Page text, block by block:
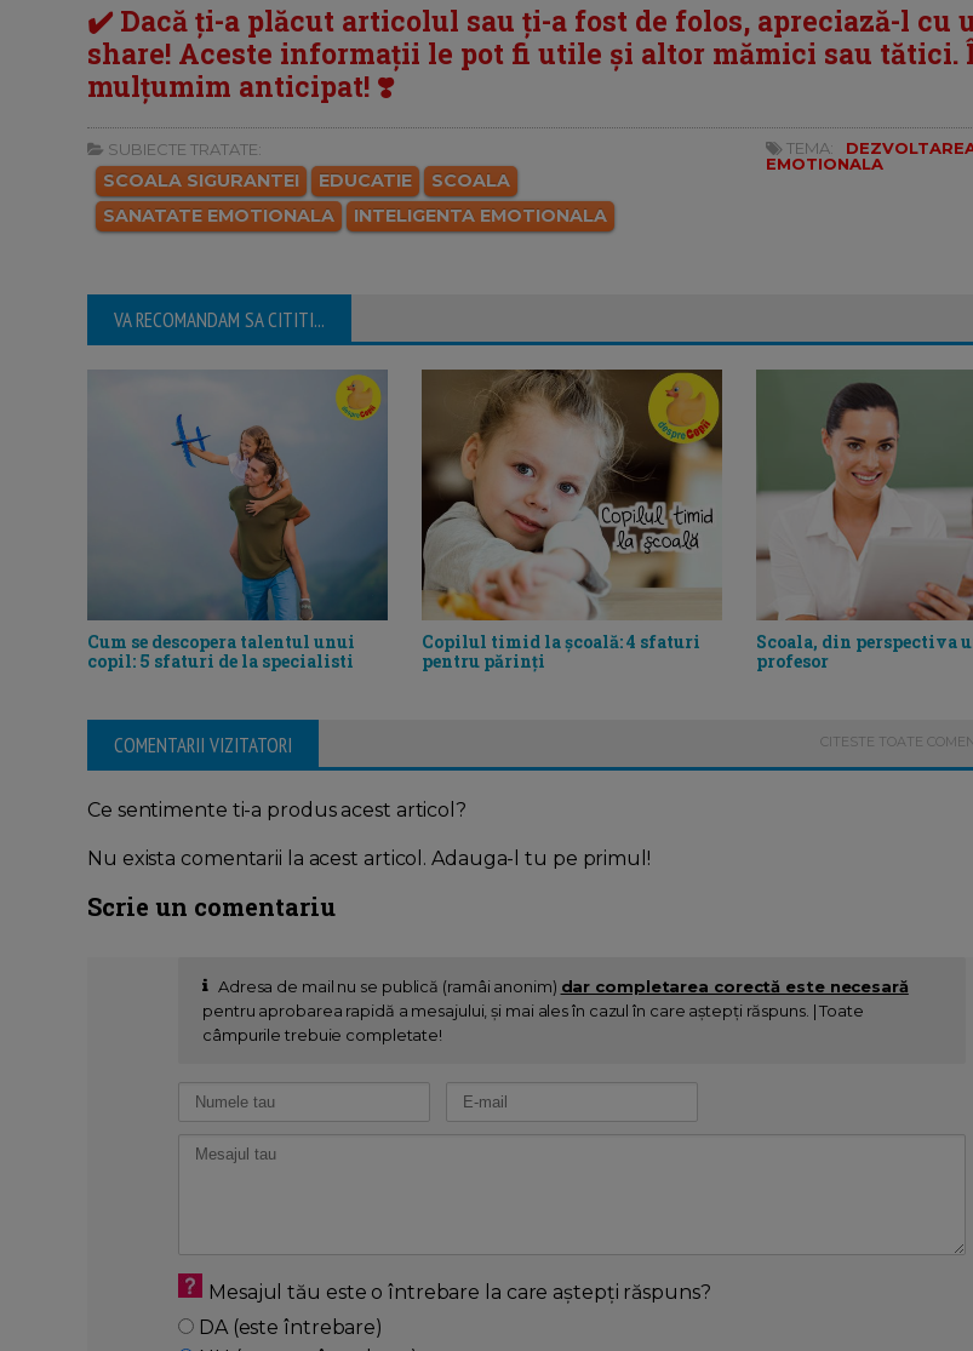
✔️ Dacă ți-a plăcut articolul sau ți-a fost de folos, apreciază-l cu
share! Aceste informații le pot fi utile și altor mămici sau tătici.
mulțumim anticipat! ❣️
SUBIECTE TRATATE:
SCOALA SIGURANTEI EDUCATIE
SCOALA
SANATATE EMOTIONALA
INTELIGENTA EMOTIONALA
TEMA:
EMOTIONALA
VA RECOMANDAM SA CITITI...
Cum se descopera talentul unui
copil: 5 sfaturi de la specialisti
Copilul timid la școală: 4 sfaturi
pentru părinți
Scoala, din perspectiva
profesor
COMENTARII VIZITATORI CITESTE TOATE
Ce sentimente ti-a produs acest articol?
Nu exista comentarii la acest articol. Adauga-l tu pe primul!
Scrie un comentariu
Adresa de mail nu se publică (ramâi anonim) dar completarea corectă este necesară
pentru aprobarea rapidă a mesajului, și mai ales în cazul în care aștepți răspuns. | Toate
câmpurile trebuie completate!
Mesajul tău este o întrebare la care aștepți răspuns?
DA (este întrebare)